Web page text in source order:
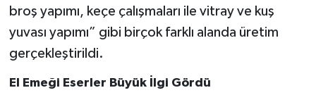
broş yapımı, keçe çalışmaları ile vitray ve kuş
yuvası yapımı” gibi birçok farklı alanda üretim
gerçekleştirildi.
El Emeği Eserler Büyük İlgi Gördü